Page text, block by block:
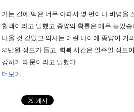
가는 길에 떡은 너무 아파서 몇 번이나 비명을
혈액이라고 말했고 종양의 확률은 매우 높았습
나올 것 같았고 의사는 어린 나이에 종양이 거
30만원 정도가 들고, 회복 시간은 일주일 정도
강하기 때문이라고 말했다
더보기